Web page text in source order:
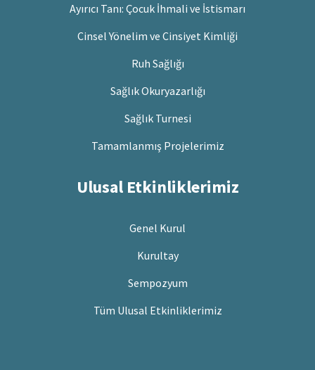
Ayırıcı Tanı: Çocuk İhmali ve İstismarı
Cinsel Yönelim ve Cinsiyet Kimliği
Ruh Sağlığı
Sağlık Okuryazarlığı
Sağlık Turnesi
Tamamlanmış Projelerimiz
Ulusal Etkinliklerimiz
Genel Kurul
Kurultay
Sempozyum
Tüm Ulusal Etkinliklerimiz